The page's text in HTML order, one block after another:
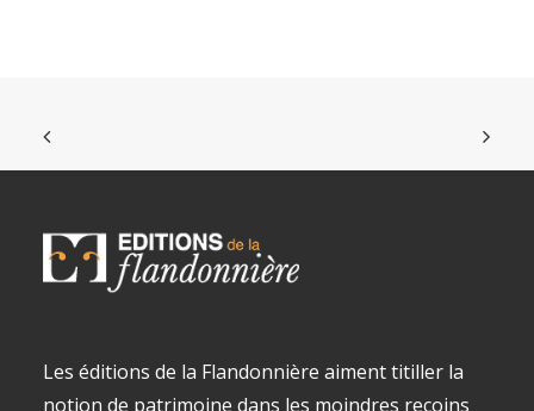
Les éditions de la Flandonnière aiment titiller la
notion de patrimoine dans les moindres recoins